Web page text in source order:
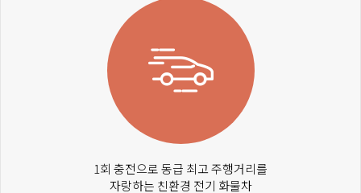
1회 충전으로 동급 최고 주행거리를
자랑하는 친환경 전기 화물차